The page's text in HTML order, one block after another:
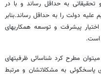
به حداقل رساند و با در
دولت را به حداقل رساند.بنابر
پیشرفت و توسعه همکاریهای
است.
مطرح کرد شناسائی ظرفیتهای
پاسخگوئی به مشکلاتشان و مرتبط